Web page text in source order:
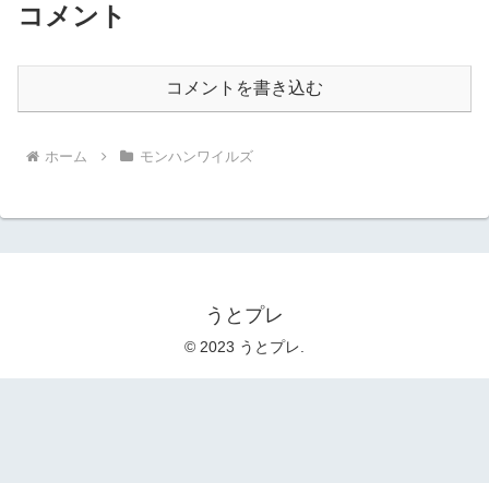
コメント
コメントを書き込む
ホーム モンハンワイルズ
うとプレ
© 2023 うとプレ.